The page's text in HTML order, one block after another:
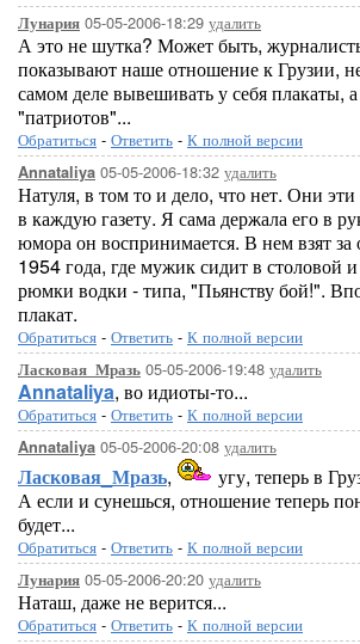
Лунария 05-05-2006-18:29 удалить
А это не шутка? Может быть,
показывают наше отношение к Грузии,
самом деле вывешивать у себя плакаты,
"патриотов"...
Обратиться - Ответить - К полной версии
Annataliya 05-05-2006-18:32 удалить
Натуля, в том то и дело, что нет. Они
в каждую газету. Я сама держала его в
юмора он воспринимается. В нем взят за
1954 года, где мужик сидит в столовой и
рюмки водки - типа, "Пьянству бой!".
плакат.
Обратиться - Ответить - К полной версии
Ласковая_Мразь 05-05-2006-19:48 удалить
Annataliya, во идиоты-то...
Обратиться - Ответить - К полной версии
Annataliya 05-05-2006-20:08 удалить
Ласковая_Мразь,
угу, теперь в
А если и сунешься, отношение теперь
будет...
Обратиться - Ответить - К полной версии
Лунария 05-05-2006-20:20 удалить
Наташ, даже не верится...
Обратиться - Ответить - К полной версии